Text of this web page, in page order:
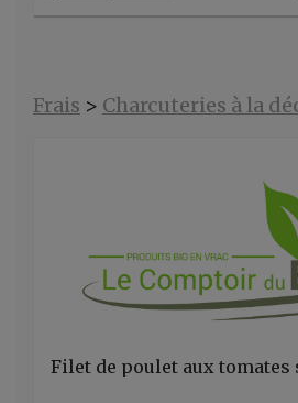
Frais > Charcuteries à la